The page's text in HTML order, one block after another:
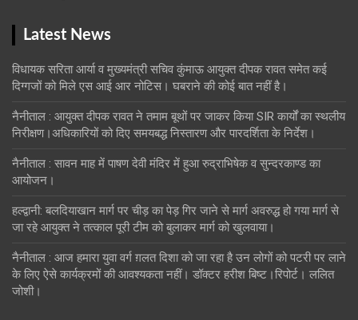
Latest News
विधायक सरिता आर्या व मुख्यमंत्री सचिव कुंमाऊ आयुक्त दीपक रावत समेत कई
दिग्गजों को मिले एस आई आर नोटिस। घबराने की कोई बात नहीं है।
नैनीताल : आयुक्त दीपक रावत ने तमाम बूथों पर जाकर किया SIR कार्यों का स्थलीय
निरीक्षण।अधिकारियों को दिए समयबद्ध निस्तारण और पारदर्शिता के निर्देश।
नैनीताल : सावन माह में पाषण देवी मंदिर में हुआ रुद्राभिषेक व सुन्दरकाण्ड का
आयोजन।
हल्द्वानी: बलदियाखान मार्ग पर चीड़ का पेड़ गिर जाने से मार्ग अवरुद्ध हो गया मार्ग से
जा रहे आयुक्त ने तत्काल पूरी टीम को बुलाकर मार्ग को खुलवाया।
नैनीताल : आज हमारा युवा वर्ग ग़लत दिशा को जा रहा है उन लोगों को पटरी पर लाने
के लिए ऐसे कार्यक्रमों की आवश्यकता नहीं। डॉक्टर हरीश बिष्ट।रिपोर्ट। ललित
जोशी।